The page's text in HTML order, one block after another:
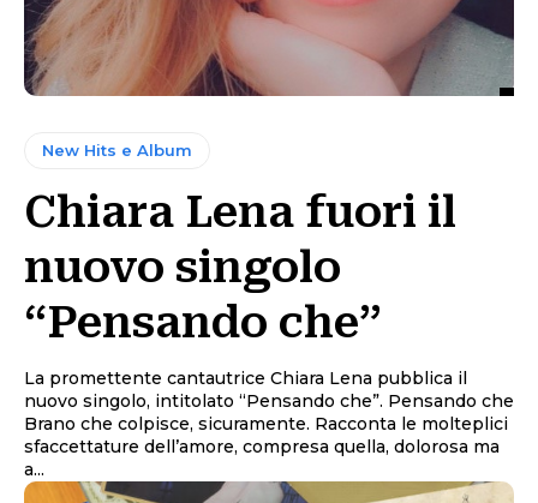
New Hits e Album
Chiara Lena fuori il
nuovo singolo
“Pensando che”
La promettente cantautrice Chiara Lena pubblica il
nuovo singolo, intitolato “Pensando che”. Pensando che
Brano che colpisce, sicuramente. Racconta le molteplici
sfaccettature dell’amore, compresa quella, dolorosa ma
a...